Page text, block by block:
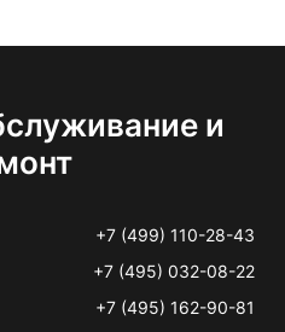
и
+7 (499) 110-28-43
+7 (495) 032-08-22
+7 (495) 162-90-81